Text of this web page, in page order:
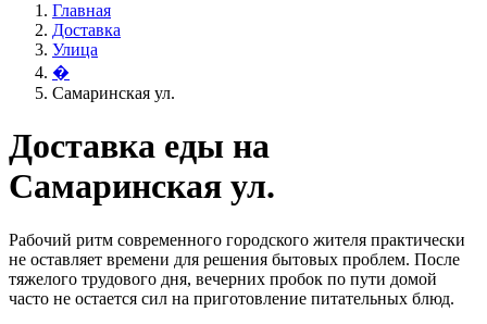
Главная
Доставка
Улица
�
Самаринская ул.
Доставка еды на
Самаринская ул.
Рабочий ритм современного городского жителя практически
не оставляет времени для решения бытовых проблем. После
тяжелого трудового дня, вечерних пробок по пути домой
часто не остается сил на приготовление питательных блюд.